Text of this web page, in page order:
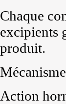
Chaque
excipients
produit.
Action